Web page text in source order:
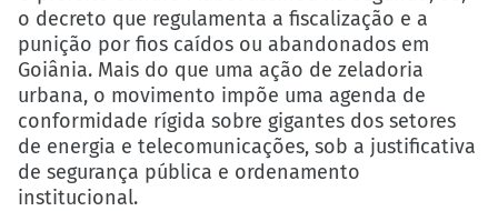
o decreto que regulamenta a fiscalização e a
punição por fios caídos ou abandonados em
Goiânia. Mais do que uma ação de zeladoria
urbana, o movimento impõe uma agenda de
conformidade rígida sobre gigantes dos setores
de energia e telecomunicações, sob a justificativa
de segurança pública e ordenamento
institucional.